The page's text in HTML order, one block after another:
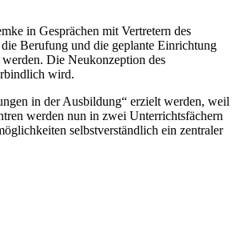
in Gesprächen mit Vertretern des
Berufung und die geplante Einrichtung
Die Neukonzeption des
wird.
in der Ausbildung“ erzielt werden, weil
werden nun in zwei Unterrichtsfächern
selbstverständlich ein zentraler